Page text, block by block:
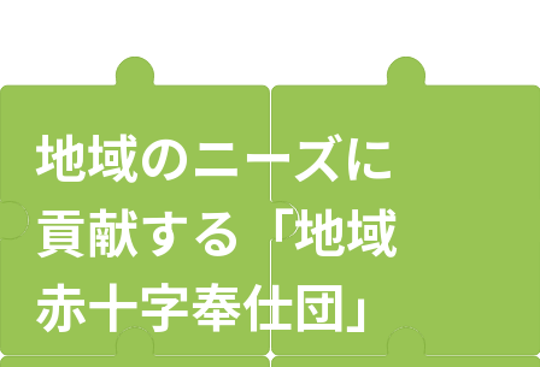
地域のニーズに
貢献する 「地域
赤十字奉仕団」